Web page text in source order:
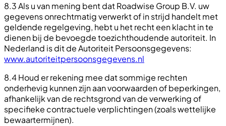
8.3 Als u van mening bent dat Roadwise Group B.V. uw
gegevens onrechtmatig verwerkt of in strijd handelt met
geldende regelgeving, hebt u het recht een klacht in te
dienen bij de bevoegde toezichthoudende autoriteit. In
Nederland is dit de Autoriteit Persoonsgegevens:
www.autoriteitpersoonsgegevens.nl
8.4 Houd er rekening mee dat sommige rechten
onderhevig kunnen zijn aan voorwaarden of beperkingen,
afhankelijk van de rechtsgrond van de verwerking of
specifieke contractuele verplichtingen (zoals wettelijke
bewaartermijnen).